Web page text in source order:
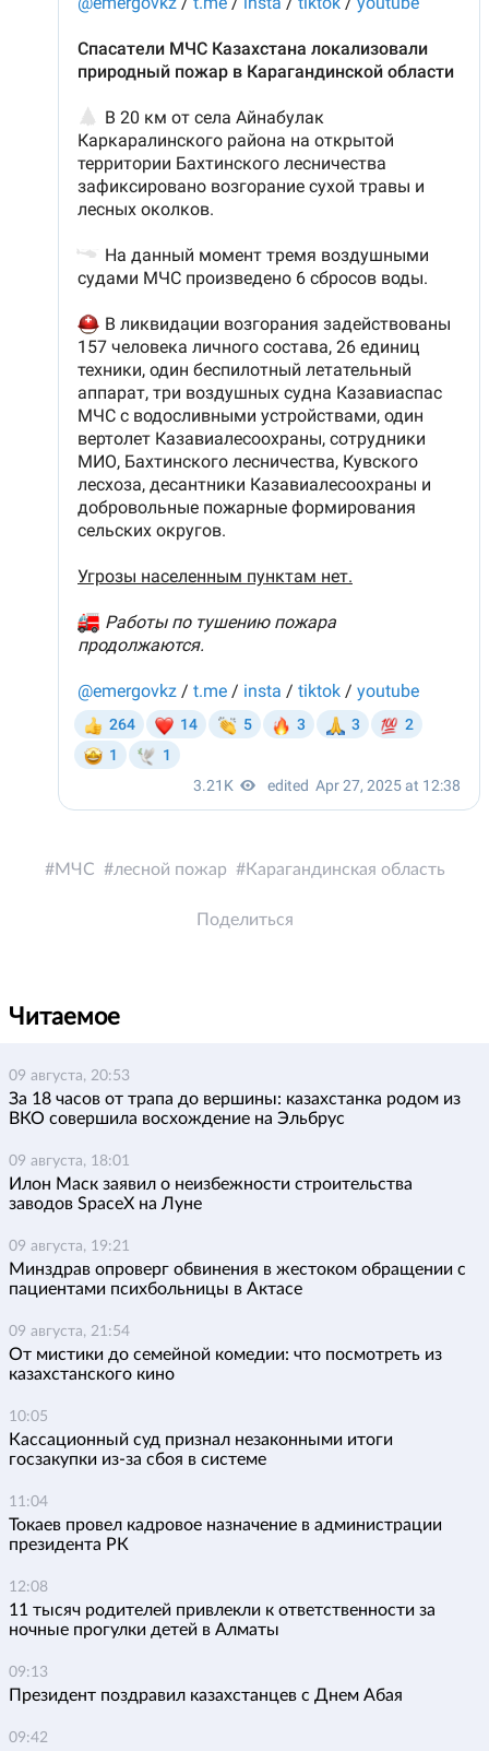
МЧС лесной пожар Карагандинская область
Поделиться
Читаемое
09 августа, 20:53
За 18 часов от трапа до вершины: казахстанка родом из
ВКО совершила восхождение на Эльбрус
09 августа, 18:01
Илон Маск заявил о неизбежности строительства
заводов SpaceX на Луне
09 августа, 19:21
Минздрав опроверг обвинения в жестоком обращении с
пациентами психбольницы в Актасе
09 августа, 21:54
От мистики до семейной комедии: что посмотреть из
казахстанского кино
10:05
Кассационный суд признал незаконными итоги
госзакупки из-за сбоя в системе
11:04
Токаев провел кадровое назначение в администрации
президента РК
12:08
11 тысяч родителей привлекли к ответственности за
ночные прогулки детей в Алматы
09:13
Президент поздравил казахстанцев с Днем Абая
09:42